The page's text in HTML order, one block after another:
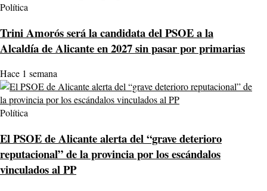
Política
Trini Amorós será la candidata del PSOE a la
Alcaldía de Alicante en 2027 sin pasar por primarias
Hace 1 semana
Política
El PSOE de Alicante alerta del “grave deterioro
reputacional” de la provincia por los escándalos
vinculados al PP